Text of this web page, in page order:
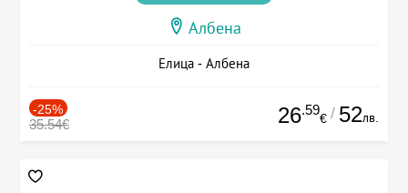
Албена
Елица - Албена
-25%
35.54€ 26.59
€ / 52лв.